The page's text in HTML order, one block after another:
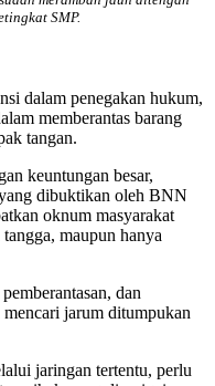
SMP.
dalam penegakan hukum,
memberantas barang
tangan.
keuntungan besar,
dibuktikan oleh BNN
oknum masyarakat
maupun hanya
dan
jarum ditumpukan
jaringan tertentu, perlu